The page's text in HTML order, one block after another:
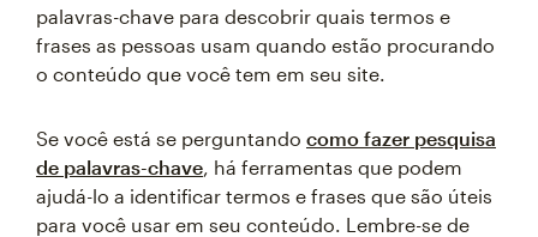
palavras-chave para descobrir quais termos e
frases as pessoas usam quando estão procurando
o conteúdo que você tem em seu site.
Se você está se perguntando como fazer pesquisa
de palavras-chave, há ferramentas que podem
ajudá-lo a identificar termos e frases que são úteis
para você usar em seu conteúdo. Lembre-se de